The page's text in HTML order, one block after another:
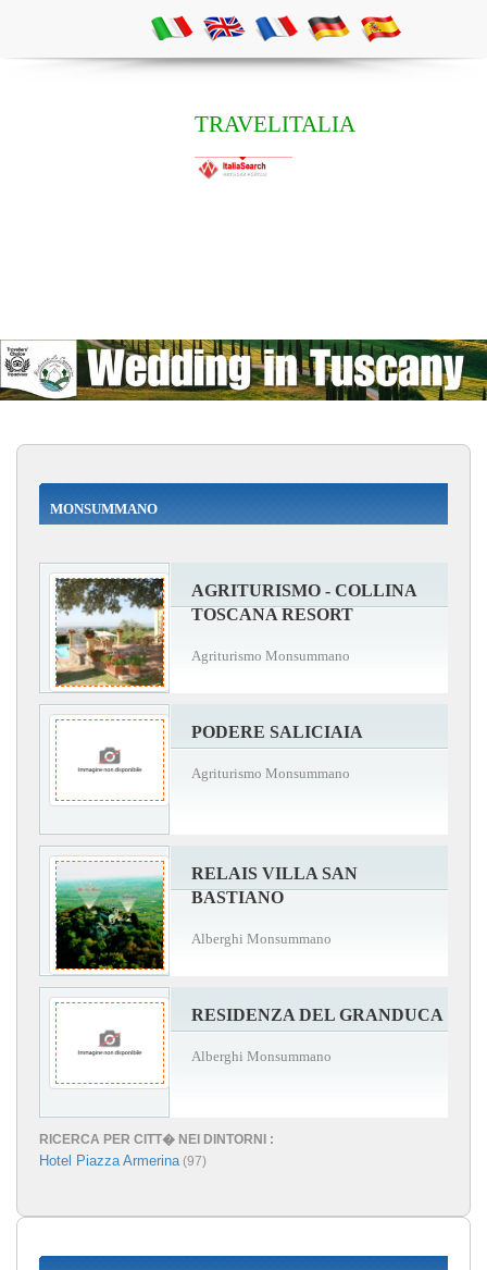
TRAVELITALIA
MONSUMMANO
AGRITURISMO - COLLINA
TOSCANA RESORT
Agriturismo Monsummano
PODERE SALICIAIA
Agriturismo Monsummano
RELAIS VILLA SAN
BASTIANO
Alberghi Monsummano
RESIDENZA DEL GRANDUCA
Alberghi Monsummano
RICERCA PER CITT� NEI DINTORNI :
Hotel Piazza Armerina(97)